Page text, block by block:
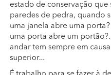
estado de conservação
paredes de pedra, quando
uma janela abre uma
uma porta abre um
andar tem sempre em
superior...